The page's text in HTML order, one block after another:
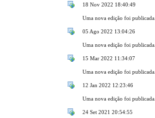
18 Nov 2022 18:40:49
Uma nova edição foi publicada.
05 Ago 2022 13:04:26
Uma nova edição foi publicada.
15 Mar 2022 11:34:07
Uma nova edição foi publicada.
12 Jan 2022 12:23:46
Uma nova edição foi publicada.
24 Set 2021 20:54:55